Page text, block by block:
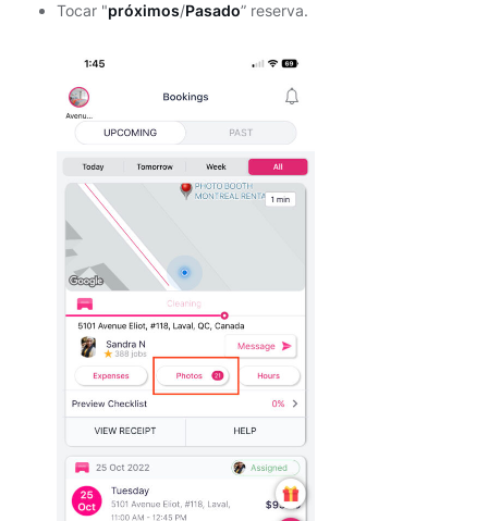
Tocar "próximos/Pasado” reserva.